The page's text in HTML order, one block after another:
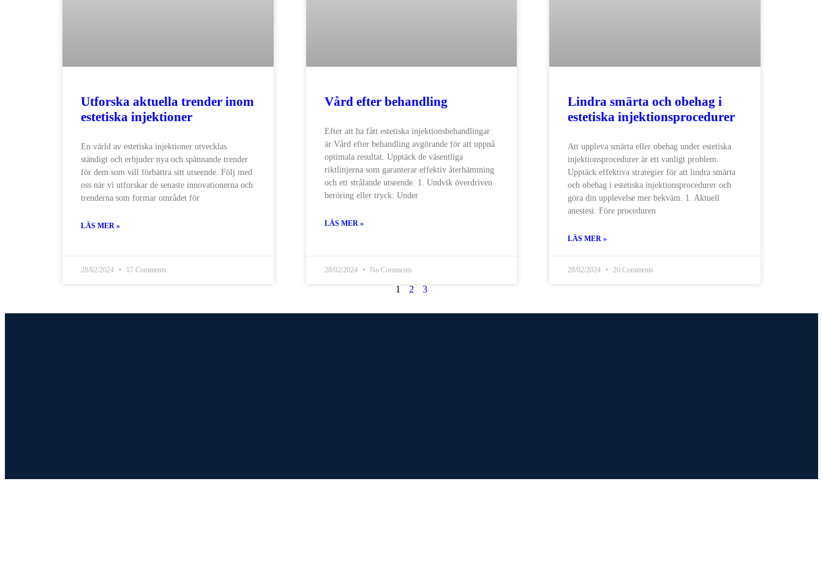
Utforska aktuella trender inom
estetiska injektioner
En värld av estetiska injektioner utvecklas
ständigt och erbjuder nya och spännande trender
för dem som vill förbättra sitt utseende. Följ med
oss ​​när vi utforskar de senaste innovationerna och
trenderna som formar området för
LÄS MER »
28/02/2024 17 Comments
Vård efter behandling
Efter att ha fått estetiska injektionsbehandlingar
är Vård efter behandling avgörande för att uppnå
optimala resultat. Upptäck de väsentliga
riktlinjerna som garanterar effektiv återhämtning
och ett strålande utseende. 1. Undvik överdriven
beröring eller tryck: Under
LÄS MER »
28/02/2024 No Comments
Lindra smärta och obehag i
estetiska injektionsprocedurer
Att uppleva smärta eller obehag under estetiska
injektionsprocedurer är ett vanligt problem.
Upptäck effektiva strategier för att lindra smärta
och obehag i estetiska injektionsprocedurer och
göra din upplevelse mer bekväm. 1. Aktuell
anestesi: Före proceduren
LÄS MER »
28/02/2024 20 Comments
1 2 3